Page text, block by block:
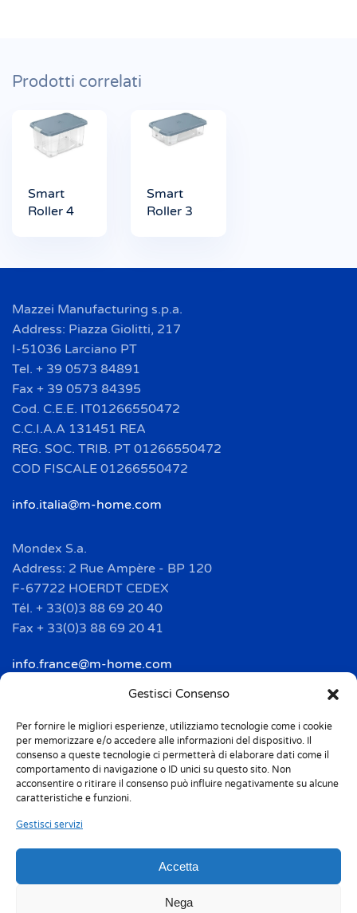
Gestisci Consenso
Per fornire le migliori esperienze, utilizziamo tecnologie come i cookie
per memorizzare e/o accedere alle informazioni del dispositivo. Il
consenso a queste tecnologie ci permetterà di elaborare dati come il
comportamento di navigazione o ID unici su questo sito. Non
acconsentire o ritirare il consenso può influire negativamente su alcune
caratteristiche e funzioni.
Gestisci servizi
Accetta
Nega
Prodotti correlati
Smart
Roller 4
Smart
Roller 3
Mazzei Manufacturing s.p.a.
Address: Piazza Giolitti, 217
I-51036 Larciano PT
Tel. + 39 0573 84891
Fax + 39 0573 84395
Cod. C.E.E. IT01266550472
C.C.I.A.A 131451 REA
REG. SOC. TRIB. PT 01266550472
COD FISCALE 01266550472
info.italia@m-home.com
Mondex S.a.
Address: 2 Rue Ampère - BP 120
F-67722 HOERDT CEDEX
Tél. + 33(0)3 88 69 20 40
Fax + 33(0)3 88 69 20 41
info.france@m-home.com
Address: Ctra de Girona, km. 101.5
E-17160 Angles (Girona)
Tel. + 34 9 72 42 32 50
Fax + 34 9 72 42 30 50
info.spain@m-home.com
Cookie Policy (UE)